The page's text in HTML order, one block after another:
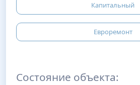
Капитальный
Евроремонт
Состояние объекта: